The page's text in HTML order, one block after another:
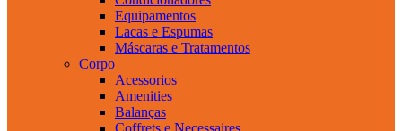
Equipamentos
Lacas e Espumas
Máscaras e Tratamentos
Corpo
Acessorios
Amenities
Balanças
Coffrets e Necessaires